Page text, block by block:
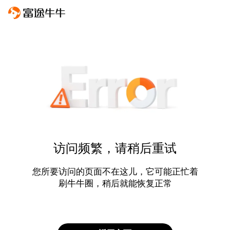
访问频繁，请稍后重试
您所要访问的页面不在这儿，它可能正忙着
刷牛牛圈，稍后就能恢复正常